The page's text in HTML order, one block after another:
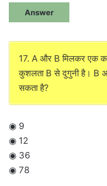
Answer
17. A और B मिलकर एक
कुशलता B से दुगुनी है। B
सकता है?
◉ 9
◉ 12
◉ 36
◉ 78